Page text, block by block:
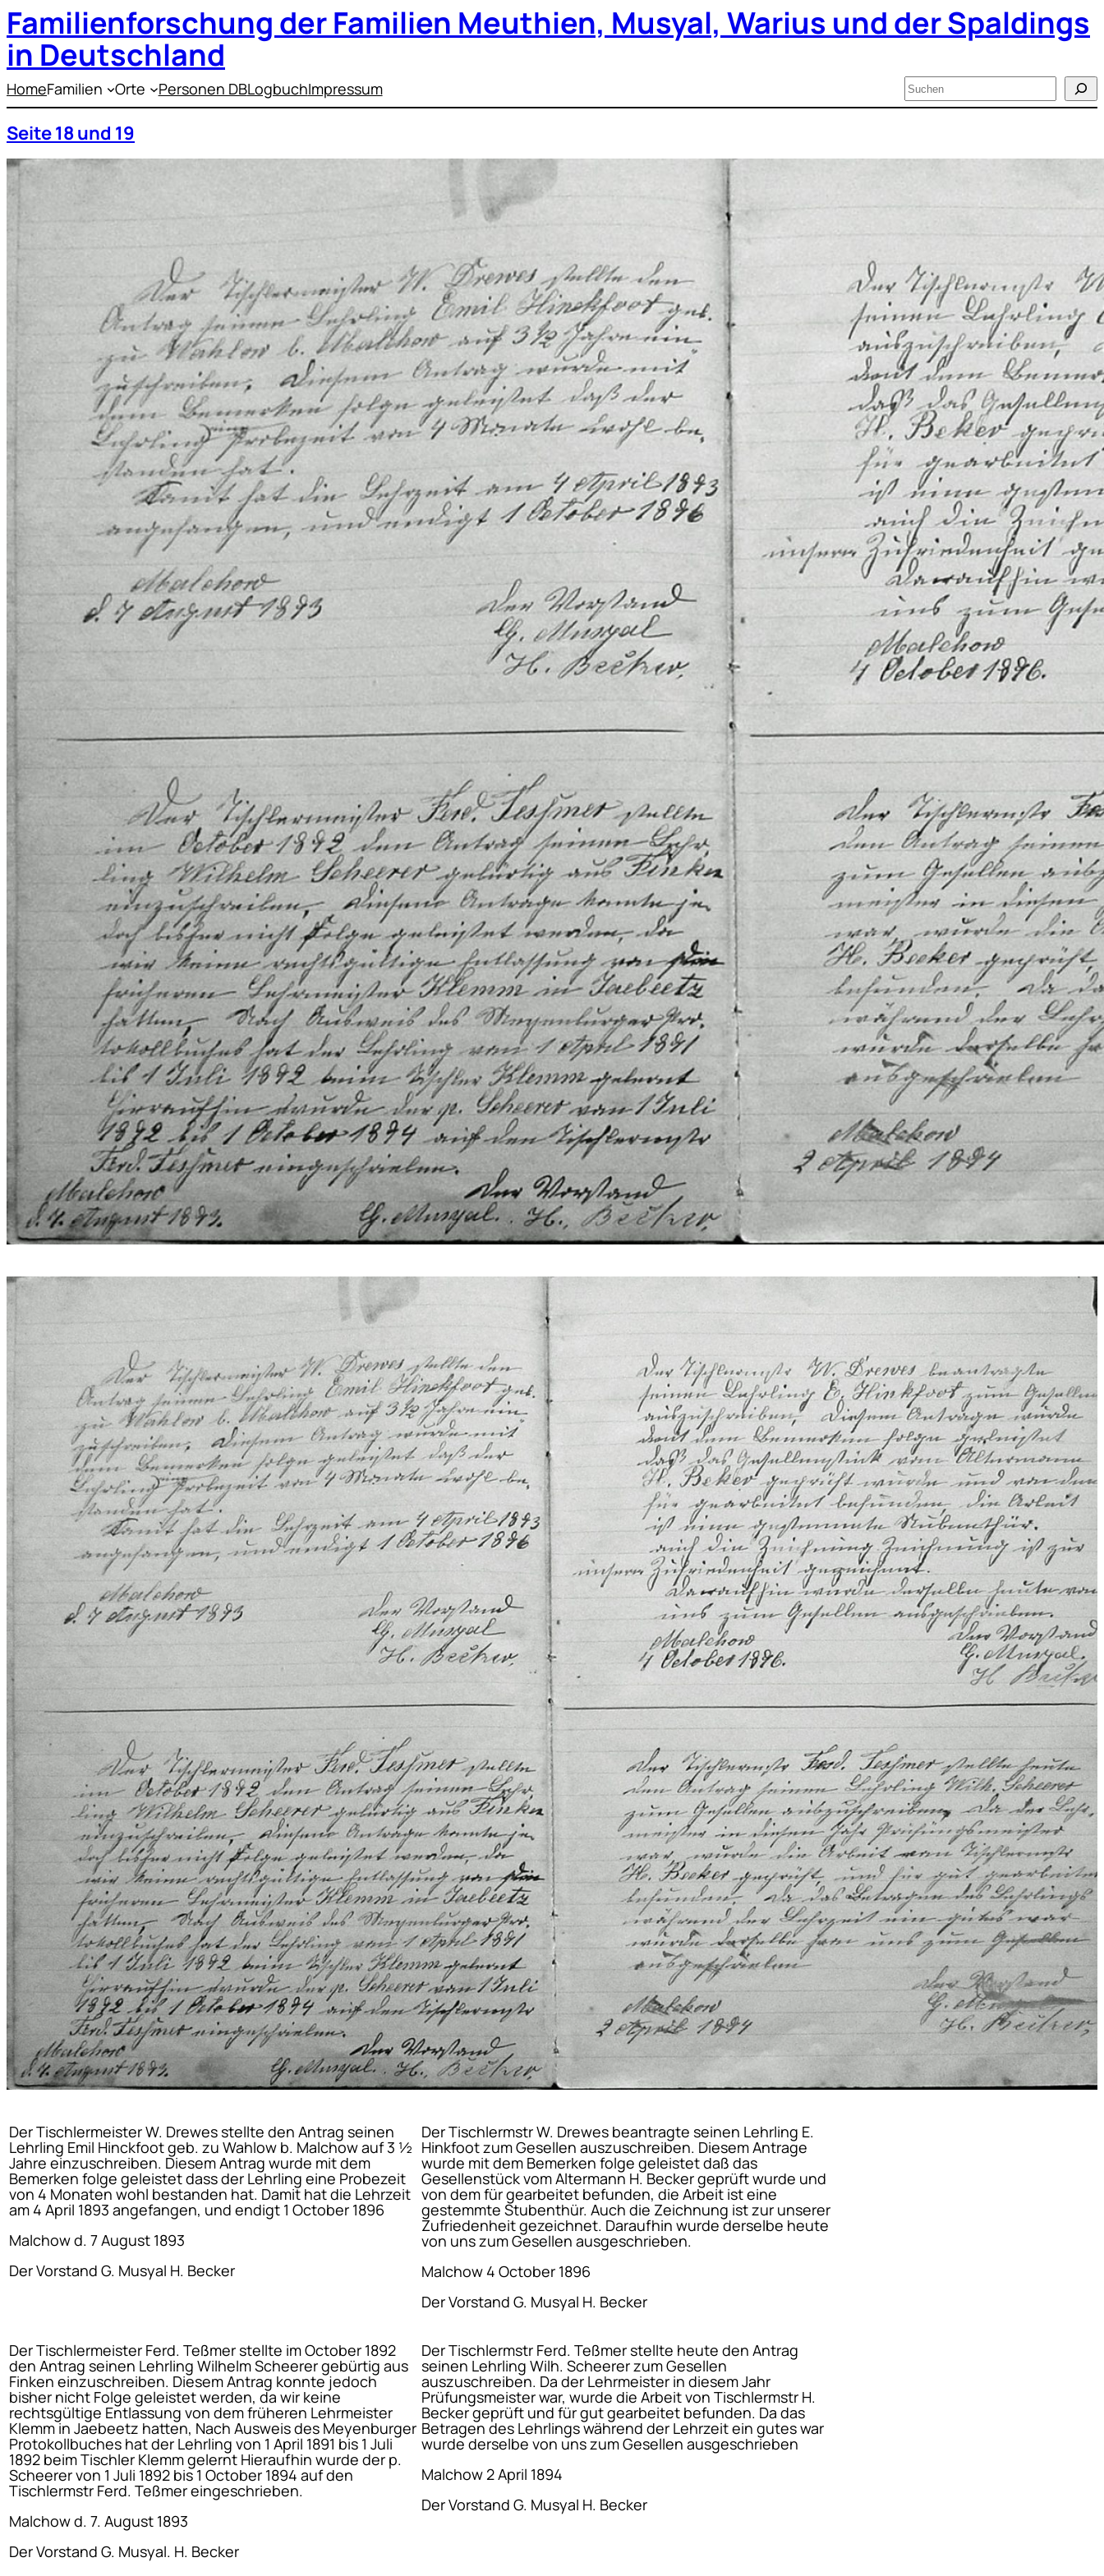
Zum
Inhalt
springen
Familienforschung der Familien Meuthien, Musyal, Warius und der Spaldings
in Deutschland
HomeFamilien Orte Personen DBLogbuchImpressum Suchen
Seite 18 und 19
Der Tischlermeister W. Drewes stellte den Antrag seinen
Lehrling Emil Hinckfoot geb. zu Wahlow b. Malchow auf 3 ½
Jahre einzuschreiben. Diesem Antrag wurde mit dem
Bemerken folge geleistet dass der Lehrling eine Probezeit
von 4 Monaten wohl bestanden hat. Damit hat die Lehrzeit
am 4 April 1893 angefangen, und endigt 1 October 1896
Malchow d. 7 August 1893
Der Vorstand G. Musyal H. Becker
Der Tischlermstr W. Drewes beantragte seinen Lehrling E.
Hinkfoot zum Gesellen auszuschreiben. Diesem Antrage
wurde mit dem Bemerken folge geleistet daß das
Gesellenstück vom Altermann H. Becker geprüft wurde und
von dem für gearbeitet befunden, die Arbeit ist eine
gestemmte Stubenthür. Auch die Zeichnung ist zur unserer
Zufriedenheit gezeichnet. Daraufhin wurde derselbe heute
von uns zum Gesellen ausgeschrieben.
Malchow 4 October 1896
Der Vorstand G. Musyal H. Becker
Der Tischlermeister Ferd. Teßmer stellte im October 1892
den Antrag seinen Lehrling Wilhelm Scheerer gebürtig aus
Finken einzuschreiben. Diesem Antrag konnte jedoch
bisher nicht Folge geleistet werden, da wir keine
rechtsgültige Entlassung von dem früheren Lehrmeister
Klemm in Jaebeetz hatten, Nach Ausweis des Meyenburger
Protokollbuches hat der Lehrling von 1 April 1891 bis 1 Juli
1892 beim Tischler Klemm gelernt Hieraufhin wurde der p.
Scheerer von 1 Juli 1892 bis 1 October 1894 auf den
Tischlermstr Ferd. Teßmer eingeschrieben.
Malchow d. 7. August 1893
Der Vorstand G. Musyal. H. Becker
Der Tischlermstr Ferd. Teßmer stellte heute den Antrag
seinen Lehrling Wilh. Scheerer zum Gesellen
auszuschreiben. Da der Lehrmeister in diesem Jahr
Prüfungsmeister war, wurde die Arbeit von Tischlermstr H.
Becker geprüft und für gut gearbeitet befunden. Da das
Betragen des Lehrlings während der Lehrzeit ein gutes war
wurde derselbe von uns zum Gesellen ausgeschrieben
Malchow 2 April 1894
Der Vorstand G. Musyal H. Becker